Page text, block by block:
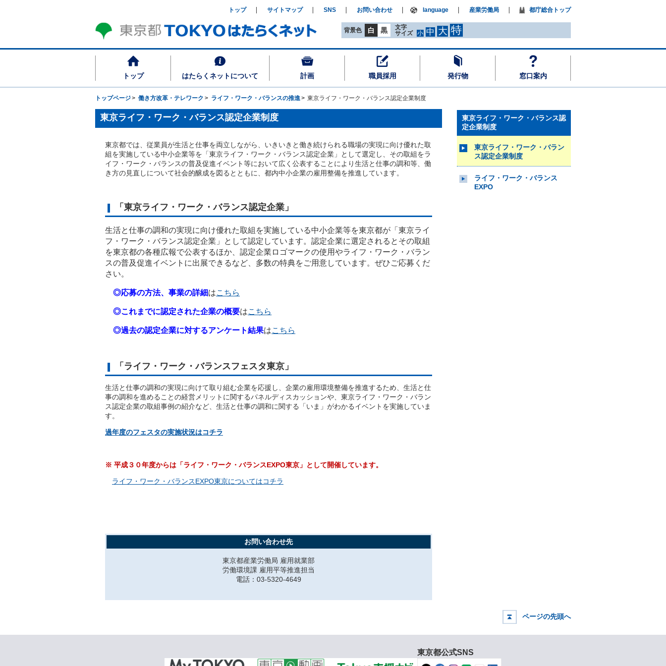
トップ はたらくネットについて 計画 職員採用 発行物 窓口案内
背景色 白 黒
文字
サイズ
小 中 大 特
トップ サイトマップ SNS お問い合わせ language 産業労働局 都庁総合トップ
トップページ 働き方改革・テレワーク ライフ・ワーク・バランスの推進 東京ライフ・ワーク・バランス認定企業制度
東京ライフ・ワーク・バランス認定企業制度
東京都では、従業員が生活と仕事を両立しながら、いきいきと働き続けられる職場の実現に向け優れた取
組を実施している中小企業等を「東京ライフ・ワーク・バランス認定企業」として選定し、その取組をラ
イフ・ワーク・バランスの普及促進イベント等において広く公表することにより生活と仕事の調和等、働
き方の見直しについて社会的醸成を図るとともに、都内中小企業の雇用整備を推進しています。
「東京ライフ・ワーク・バランス認定企業」
生活と仕事の調和の実現に向け優れた取組を実施している中小企業等を東京都が「東京ライ
フ・ワーク・バランス認定企業」として認定しています。認定企業に選定されるとその取組
を東京都の各種広報で公表するほか、認定企業ロゴマークの使用やライフ・ワーク・バラン
スの普及促進イベントに出展できるなど、多数の特典をご用意しています。ぜひご応募くだ
さい。
◎応募の方法、事業の詳細はこちら
◎これまでに認定された企業の概要はこちら
◎過去の認定企業に対するアンケート結果はこちら
「ライフ・ワーク・バランスフェスタ東京」
生活と仕事の調和の実現に向けて取り組む企業を応援し、企業の雇用環境整備を推進するため、生活と仕
事の調和を進めることの経営メリットに関するパネルディスカッションや、東京ライフ・ワーク・バラン
ス認定企業の取組事例の紹介など、生活と仕事の調和に関する「いま」がわかるイベントを実施していま
す。
過年度のフェスタの実施状況はコチラ
※ 平成３０年度からは「ライフ・ワーク・バランスEXPO東京」として開催しています。
ライフ・ワーク・バランスEXPO東京についてはコチラ
お問い合わせ先
東京都産業労働局 雇用就業部
労働環境課 雇用平等推進担当
電話：03-5320-4649
東京ライフ・ワーク・バランス認
定企業制度
東京ライフ・ワーク・バラン
ス認定企業制度
ライフ・ワーク・バランス
EXPO
ページの先頭へ
東京都公式SNS